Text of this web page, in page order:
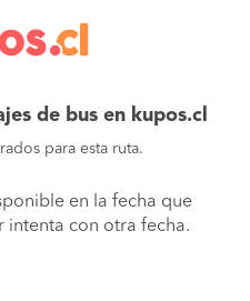
de bus en kupos.cl
para esta ruta.
en la fecha que
intenta con otra fecha.